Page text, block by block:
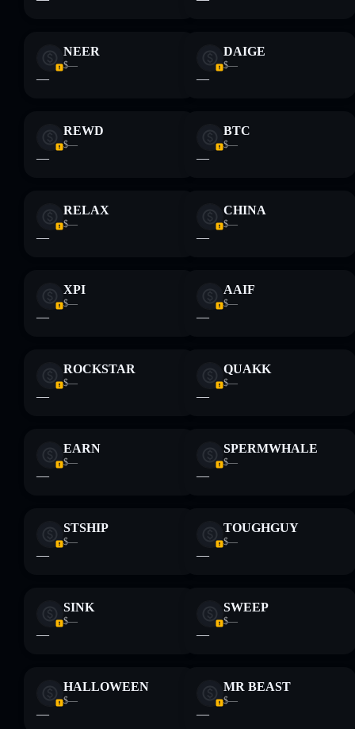
NEER
$—
—
DAIGE
$—
—
REWD
$—
—
BTC
$—
—
RELAX
$—
—
CHINA
$—
—
XPI
$—
—
AAIF
$—
—
ROCKSTAR
$—
—
QUAKK
$—
—
EARN
$—
—
SPERMWHALE
$—
—
STSHIP
$—
—
TOUGHGUY
$—
—
SINK
$—
—
SWEEP
$—
—
HALLOWEEN
$—
—
MR BEAST
$—
—